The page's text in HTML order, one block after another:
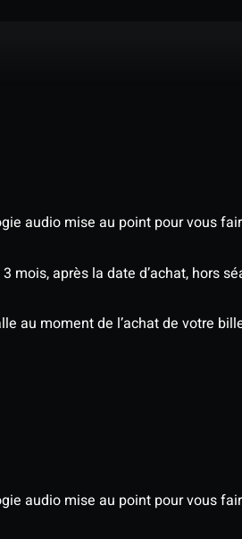
audio mise au point pour vous
après la date d’achat, hors
au moment de l’achat de votre
audio mise au point pour vous